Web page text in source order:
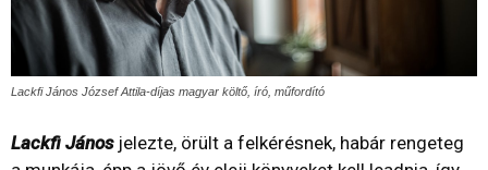
Lackfi János József Attila-díjas magyar költő, író, műfordító
Lackfi Jánosjelezte, örült a felkérésnek, habár rengeteg